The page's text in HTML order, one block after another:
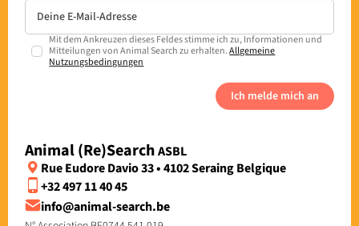
Animal (Re)SearchASBL
Rue Eudore Davio 33 • 4102 Seraing Belgique
+32 497 11 40 45
info@animal-search.be
Mit dem Ankreuzen dieses Feldes stimme ich zu, Informationen und
Mitteilungen von Animal Search zu erhalten.Allgemeine
Nutzungsbedingungen
Ich melde mich an